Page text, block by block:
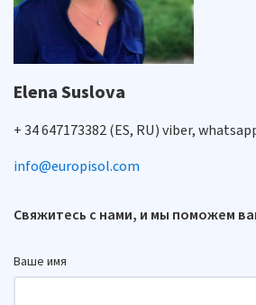
Elena Suslova
+ 34 647173382 (ES, RU) viber,
info@europisol.com
Свяжитесь с нами, и мы поможем
Ваше имя